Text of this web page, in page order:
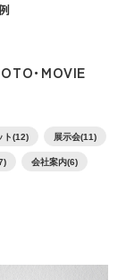
･MOVIE
ト(12) 展示会(11)
会社案内(6)